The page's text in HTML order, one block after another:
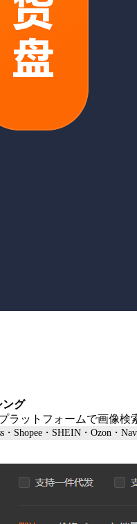
ング
ラットフォームで画像検
Shopee・SHEIN・Ozon・